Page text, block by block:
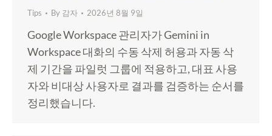
Tips By 감자 2026년 8월 9일
Google Workspace 관리자가 Gemini in
Workspace 대화의 수동 삭제 허용과 자동 삭
제 기간을 파일럿 그룹에 적용하고, 대표 사용
자와 비대상 사용자로 결과를 검증하는 순서를
정리했습니다.